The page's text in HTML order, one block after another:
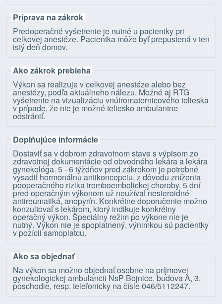
Príprava na zákrok
Predoperačné vyšetrenie je nutné u pacientky pri
celkovej anestéze. Pacientka môže byť prepustená v ten
istý deň domov.
Ako zákrok prebieha
Výkon sa realizuje v celkovej anestéze alebo bez
anestézy, podľa aktuálneho nálezu. Možné aj RTG
vyšetrenie na vizualizáciu vnútromaternicového telieska
v prípade, že nie je možné teliesko ambulantne
odstrániť.
Doplňujúce informácie
Dostaviť sa v dobrom zdravotnom stave s výpisom zo
zdravotnej dokumentácie od obvodného lekára a lekára
gynekológa. 5 - 6 týždňov pred zákrokom je potrebné
vysadiť hormonálnu antikoncepciu, z dôvodu zníženia
pooperačného rizika tromboembolickej choroby. 5 dní
pred operačným výkonom už neužívať nesteroidné
antireumatiká, anopyrín. Konkrétne doporučenie možno
konzultovať s lekárom, ktorý indikuje konkrétny
operačný výkon. Špeciálny režim po výkone nie je
nutný. Výkon nie je spoplatnený, výnimkou sú pacientky
v pozícii samoplatcu.
Ako sa objednať
Na výkon sa možno objednať osobne na príjmovej
gynekologickej ambulancii NsP Bojnice, budova A, 3.
poschodie, resp. telefonicky na čísle 046/5112247.